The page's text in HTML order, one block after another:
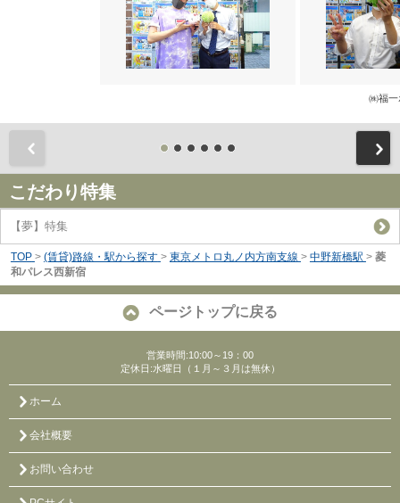
㈱福一
こだわり特集
【夢】特集
TOP > (賃貸)路線・駅から探す > 東京メトロ丸ノ内方南支線 > 中野新橋駅 > 菱
和パレス西新宿
ページトップに戻る
営業時間:10:00～19：00
定休日:水曜日（１月～３月は無休）
ホーム
会社概要
お問い合わせ